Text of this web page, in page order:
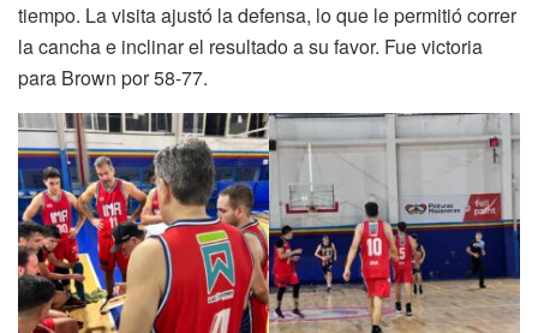
tiempo. La visita ajustó la defensa, lo que le permitió correr
la cancha e inclinar el resultado a su favor. Fue victoria
para Brown por 58-77.